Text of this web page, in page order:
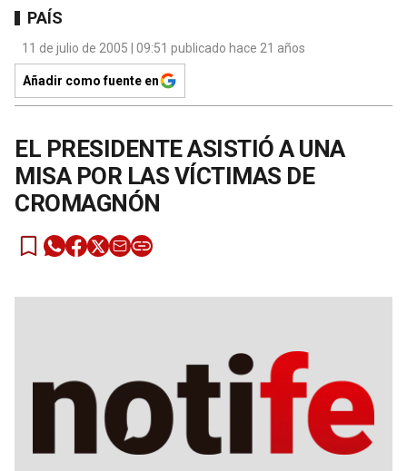
PAÍS
11 de julio de 2005 | 09:51 publicado hace 21 años
Añadir como fuente en
EL PRESIDENTE ASISTIÓ A UNA
MISA POR LAS VÍCTIMAS DE
CROMAGNÓN